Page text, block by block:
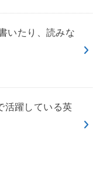
いたり、読みな
活躍している英